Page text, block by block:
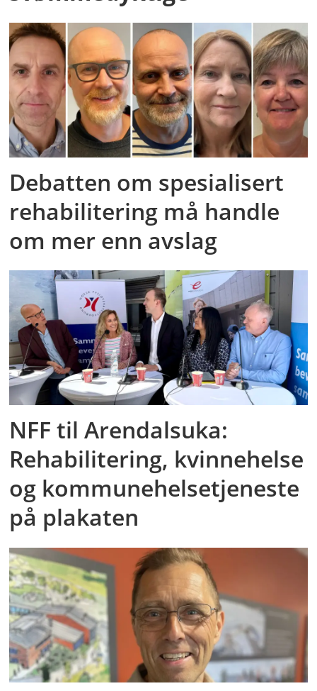
Debatten om spesialisert
rehabilitering må handle
om mer enn avslag
NFF til Arendalsuka:
Rehabilitering, kvinnehelse
og kommunehelsetjeneste
på plakaten